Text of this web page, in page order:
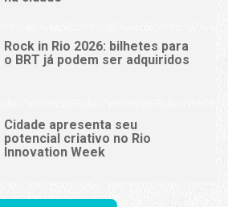
Rock in Rio 2026: bilhetes para
o BRT já podem ser adquiridos
Cidade apresenta seu
potencial criativo no Rio
Innovation Week